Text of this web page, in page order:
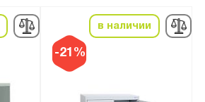
-21%
в наличии